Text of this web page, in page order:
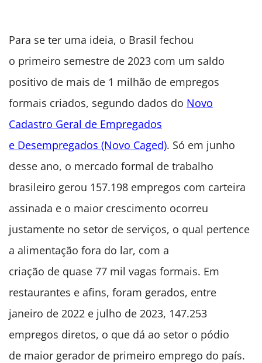
Para se ter uma ideia, o Brasil fechou
o primeiro semestre de 2023 com um saldo
positivo de mais de 1 milhão de empregos
formais criados, segundo dados do Novo
Cadastro Geral de Empregados
e Desempregados (Novo Caged). Só em junho
desse ano, o mercado formal de trabalho
brasileiro gerou 157.198 empregos com carteira
assinada e o maior crescimento ocorreu
justamente no setor de serviços, o qual pertence
a alimentação fora do lar, com a
criação de quase 77 mil vagas formais. Em
restaurantes e afins, foram gerados, entre
janeiro de 2022 e julho de 2023, 147.253
empregos diretos, o que dá ao setor o pódio
de maior gerador de primeiro emprego do país.